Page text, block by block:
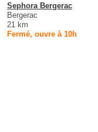
Sephora Bergerac
Bergerac
21 km
Fermé, ouvre à 10h